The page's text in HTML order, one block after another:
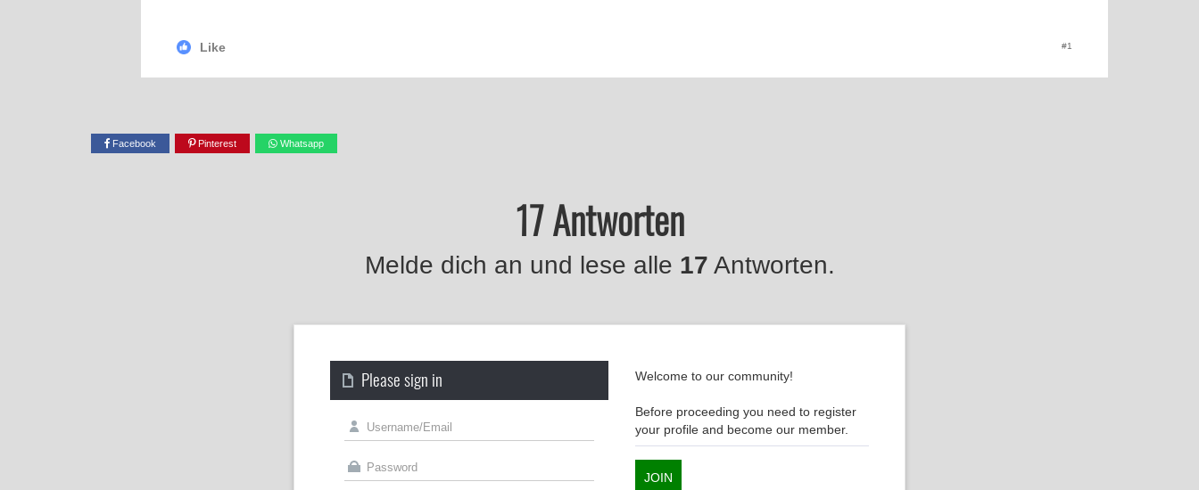
Like #1
Facebook Pinterest Whatsapp
17 Antworten
Melde dich an und lese alle 17 Antworten.
Please sign in Welcome to our community!
Before proceeding you need to register
your profile and become our member.
JOIN